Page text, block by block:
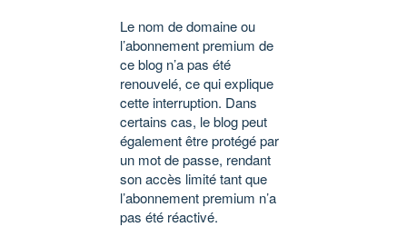
Le nom de domaine ou
l’abonnement premium de
ce blog n’a pas été
renouvelé, ce qui explique
cette interruption. Dans
certains cas, le blog peut
également être protégé par
un mot de passe, rendant
son accès limité tant que
l’abonnement premium n’a
pas été réactivé.